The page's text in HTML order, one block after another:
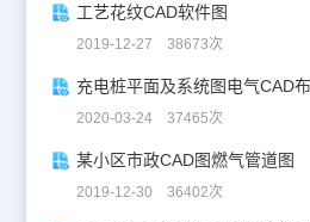
工艺花纹CAD软件图
2019-12-27 38673次
充电桩平面及系统图电气CAD
2020-03-24 37465次
某小区市政CAD图燃气管道图
2019-12-30 36402次